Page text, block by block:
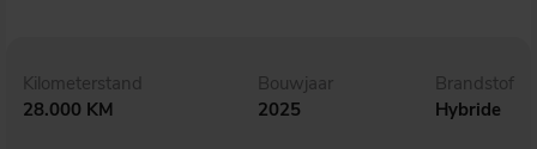
Kilometerstand
28.000 KM
Bouwjaar
2025
Brandstof
Hybride